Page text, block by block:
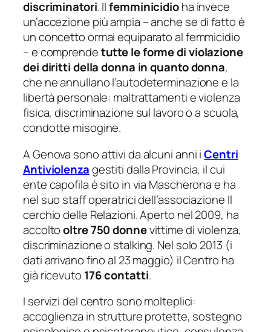
discriminatori. Ilfemminicidioha invece
un’accezione più ampia – anche se di fatto è
un concetto ormai equiparato al femmicidio
– e comprendetutte le forme di violazione
dei diritti della donna in quanto donna,
che ne annullano l’autodeterminazione e la
libertà personale: maltrattamenti e violenza
fisica, discriminazione sul lavoro o a scuola,
condotte misogine.
A Genova sono attivi da alcuni anni iCentri
Antiviolenzagestiti dalla Provincia, il cui
ente capofila è sito in via Mascherona e ha
nel suo staff operatrici dell’associazione Il
cerchio delle Relazioni. Aperto nel 2009, ha
accoltooltre 750 donnevittime di violenza,
discriminazione o stalking. Nel solo 2013 (i
dati arrivano fino al 23 maggio) il Centro ha
già ricevuto 176 contatti.
I servizi del centro sono molteplici:
accoglienza in strutture protette, sostegno